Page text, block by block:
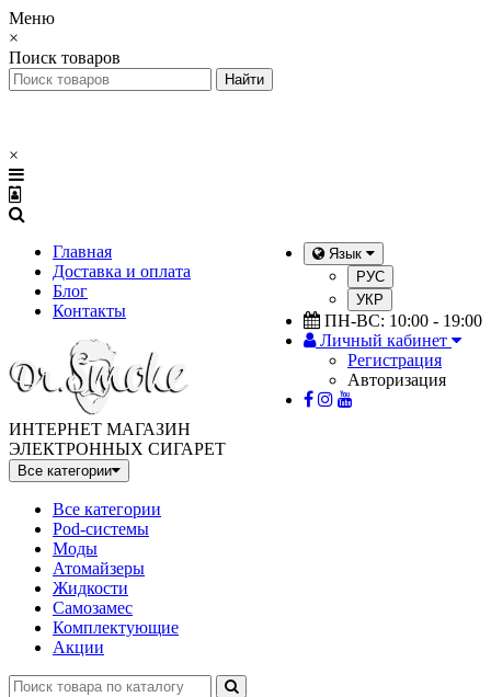
Меню
×
Поиск товаров
×
Главная
Доставка и оплата
Блог
Контакты
Язык
РУС
УКР
ПН-ВС: 10:00 - 19:00
Личный кабинет
Регистрация
Авторизация
ИНТЕРНЕТ МАГАЗИН
ЭЛЕКТРОННЫХ СИГАРЕТ
Все категории
Все категории
Pod-системы
Моды
Атомайзеры
Жидкости
Самозамес
Комплектующие
Акции